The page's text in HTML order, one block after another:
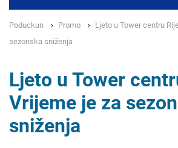
Poduckun Promo
Ljeto u Tower centru
sezonska sniženja
Ljeto u Tower
Vrijeme je za
sniženja